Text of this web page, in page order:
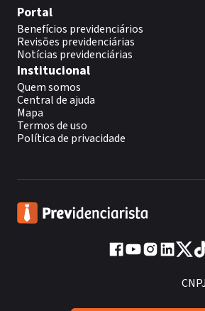
Portal
Benefícios previdenciários
Revisões previdenciárias
Notícias previdenciárias
Institucional
Quem somos
Central de ajuda
Mapa
Termos de uso
Política de privacidade